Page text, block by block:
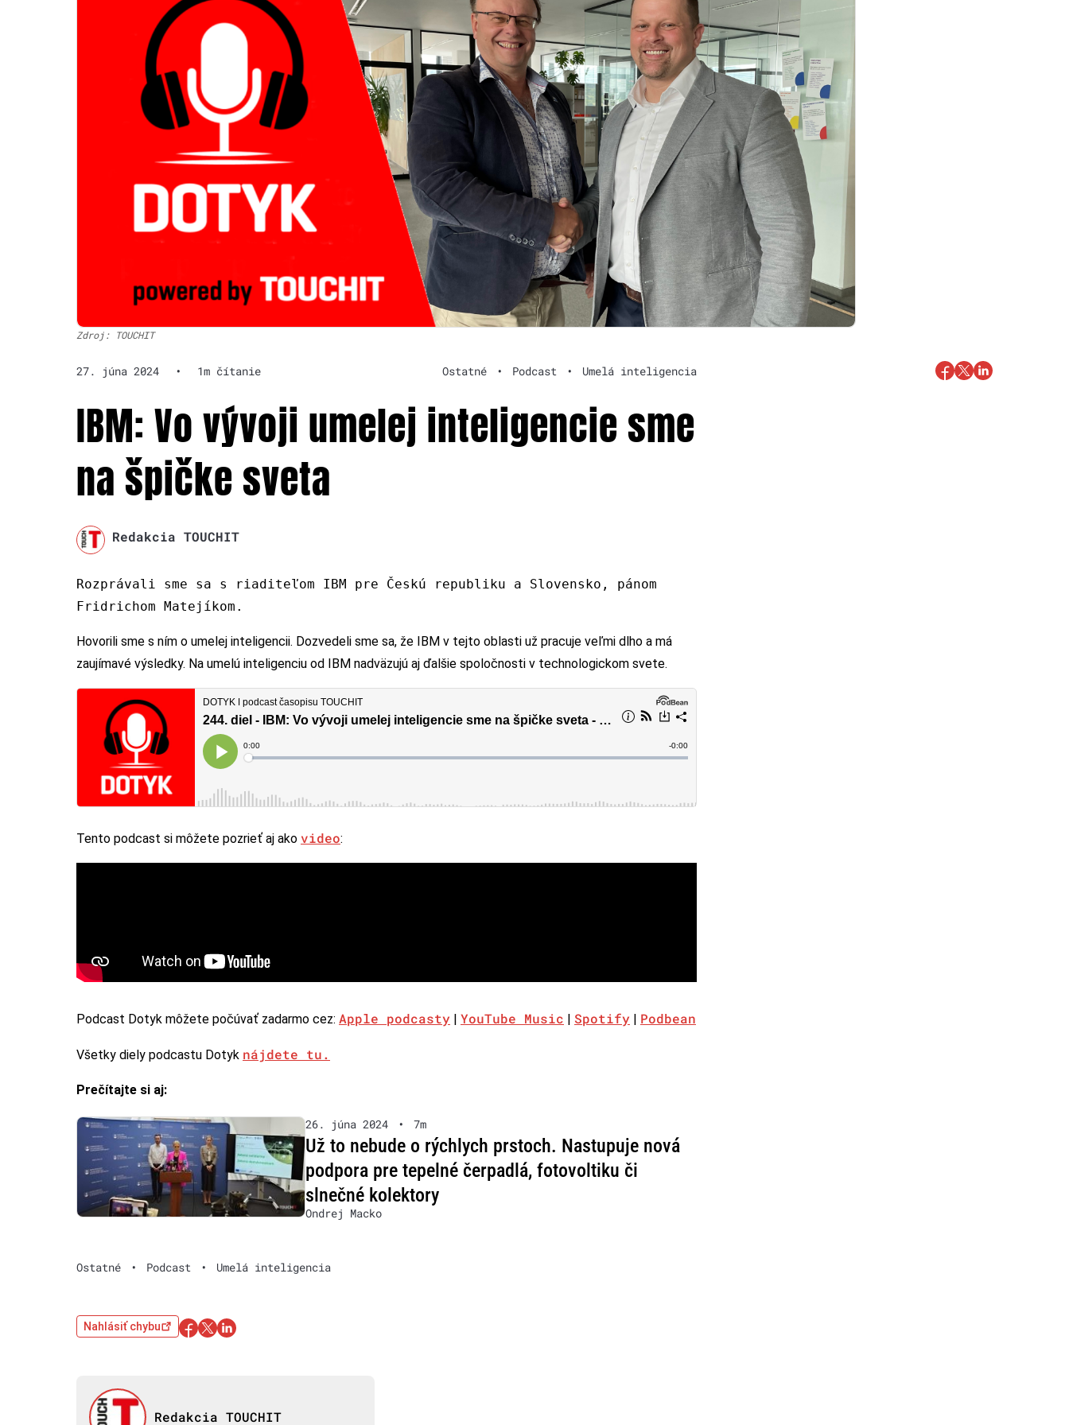
Zdroj: TOUCHIT
27. júna 2024 • 1m čítanie Ostatné • Podcast • Umelá inteligencia
IBM: Vo vývoji umelej inteligencie sme
na špičke sveta
Redakcia TOUCHIT
Rozprávali sme sa s riaditeľom IBM pre Českú republiku a Slovensko, pánom
Fridrichom Matejíkom.
Hovorili sme s ním o umelej inteligencii. Dozvedeli sme sa, že IBM v tejto oblasti už pracuje veľmi dlho a má
zaujímavé výsledky. Na umelú inteligenciu od IBM nadväzujú aj ďalšie spoločnosti v technologickom svete.
Tento podcast si môžete pozrieť aj ako video:
Podcast Dotyk môžete počúvať zadarmo cez: Apple podcasty | YouTube Music | Spotify | Podbean
Všetky diely podcastu Dotyk nájdete tu.
Prečítajte si aj:
26. júna 2024 • 7m
Už to nebude o rýchlych prstoch. Nastupuje nová
podpora pre tepelné čerpadlá, fotovoltiku či
slnečné kolektory
Ondrej Macko
Ostatné • Podcast • Umelá inteligencia
Nahlásiť chybu
Redakcia TOUCHIT